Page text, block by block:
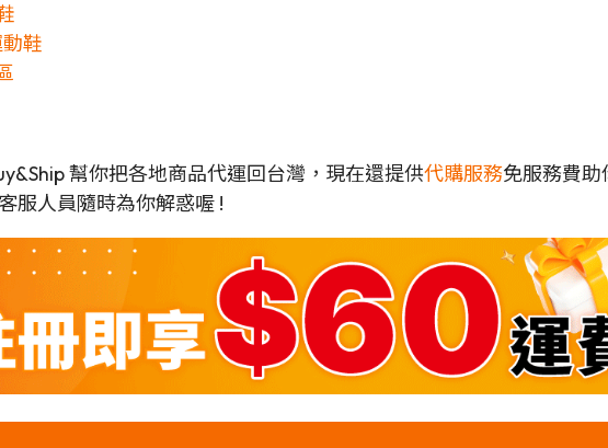
鞋
幫你把各地商品代運回台灣，現在還提供代購服務免服務費
服人員隨時為你解惑喔 !